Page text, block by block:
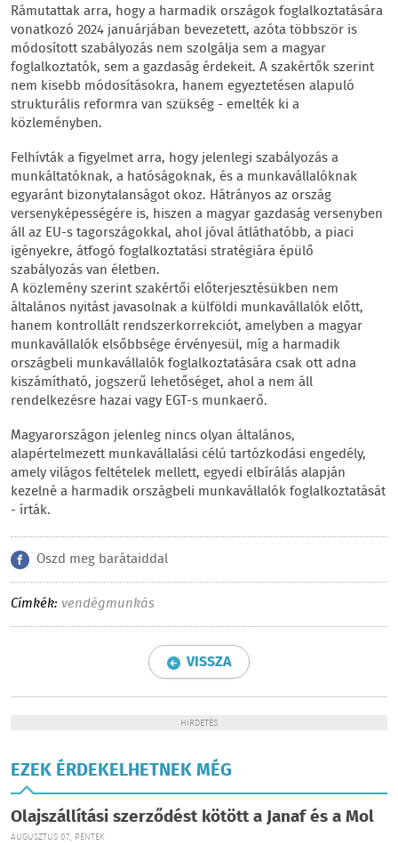
Rámutattak arra, hogy a harmadik országok foglalkoztatására
vonatkozó 2024 januárjában bevezetett, azóta többször is
módosított szabályozás nem szolgálja sem a magyar
foglalkoztatók, sem a gazdaság érdekeit. A szakértők szerint
nem kisebb módosításokra, hanem egyeztetésen alapuló
strukturális reformra van szükség - emelték ki a
közleményben.
Felhívták a figyelmet arra, hogy jelenlegi szabályozás a
munkáltatóknak, a hatóságoknak, és a munkavállalóknak
egyaránt bizonytalanságot okoz. Hátrányos az ország
versenyképességére is, hiszen a magyar gazdaság versenyben
áll az EU-s tagországokkal, ahol jóval átláthatóbb, a piaci
igényekre, átfogó foglalkoztatási stratégiára épülő
szabályozás van életben.
A közlemény szerint szakértői előterjesztésükben nem
általános nyitást javasolnak a külföldi munkavállalók előtt,
hanem kontrollált rendszerkorrekciót, amelyben a magyar
munkavállalók elsőbbsége érvényesül, míg a harmadik
országbeli munkavállalók foglalkoztatására csak ott adna
kiszámítható, jogszerű lehetőséget, ahol a nem áll
rendelkezésre hazai vagy EGT-s munkaerő.
Magyarországon jelenleg nincs olyan általános,
alapértelmezett munkavállalási célú tartózkodási engedély,
amely világos feltételek mellett, egyedi elbírálás alapján
kezelné a harmadik országbeli munkavállalók foglalkoztatását
- írták.
Oszd meg barátaiddal
Címkék: vendégmunkás
VISSZA
HIRDETÉS
EZEK ÉRDEKELHETNEK MÉG
Olajszállítási szerződést kötött a Janaf és a Mol
AUGUSZTUS 07., PÉNTEK